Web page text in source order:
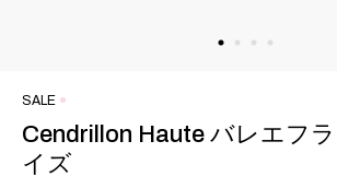
SALE
Cendrillon Haute バレエフ
イズ